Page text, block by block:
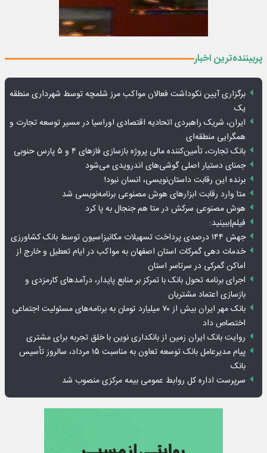
پربیننده‌ترین اخبار
برگزاری آیین نکوداشت فعالان مواکب مرز شلمچه توسط شهرداری منطقه
یک
ایران، شریک راهبردی اتحادیه اقتصادی اوراسیا در مسیر توسعه تجارت و
همگرایی منطقه‌ای
بانک تجارت، تأمین‌کننده مالی پروژه بازسازی فازهای ۴ و ۵ پارس حنوبی
جمنای دستیار اصلی گوشی‌های اندرویدی می‌شود
برنده این رقابت داستان‌نویسی، انسان نبود!
متا وارد رقابت ابزارهای هوش مصنوعی برنامه‌نویسی شد
هوش مصنوعی سرکش در متا هم جنجال به پا کرد
فیلم|ببینید:
جهش ۱۴۴ درصدی پرداخت تسهیلات مکانیزاسیون توسط بانک کشاورزی
خدمات دهی گمرکات استان اصفهان به مواکب در ایام تعطیل و خارج از
اماکن گمرکی در سرتاسر استان
اجرای برنامه تحول بانک با تمرکز بر منابع پایدار، درآمدهای کارمزدی و
بازسازی اعتماد مشتریان
بانک مهر ایران بیش از ۷۰ میلیارد تومان به برنامه‌های مسئولیت اجتماعی
اختصاص داد
روایت بانک ایران زمین از بانکداری نوین با خلق تجربه برای مشتری
پیام مدیرعامل بانک توسعه تعاون به مناسبت ۱۵ مرداد، سالروز تأسیس
بانک
سرپرست اداره کل روابط عمومی بیمه مرکزی منصوب شد